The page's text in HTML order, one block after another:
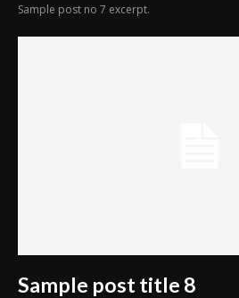
Sample post no 7 excerpt.
Sample post title 8